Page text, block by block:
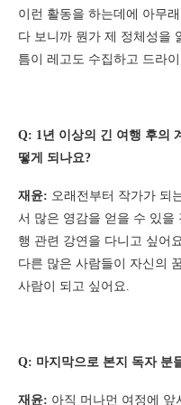
이런 활동을 하는데에 아무
다 보니까 뭔가 제 정체성을
틈이 레고도 수집하고 드라
Q: 1년 이상의 긴 여행 후의
떻게 되나요?
재윤: 오래전부터 작가가 되
서 많은 영감을 얻을 수 있을
행 관련 강연을 다니고 싶어
다른 많은 사람들이 자신의
사람이 되고 싶어요.
Q: 마지막으로 본지 독자 분
재윤: 아직 머나먼 여정에